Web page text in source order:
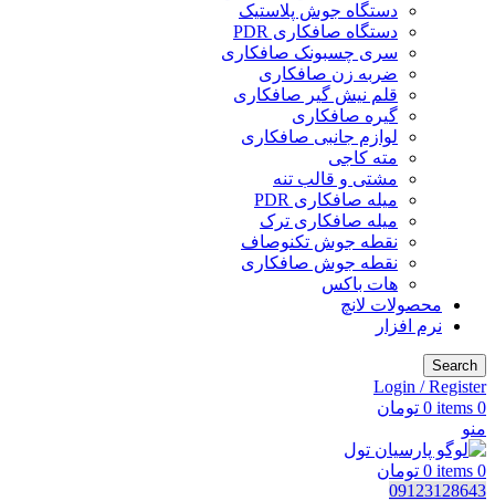
دستگاه جوش پلاستیک
دستگاه صافکاری PDR
سری چسبونک صافکاری
ضربه زن صافکاری
قلم نیش گیر صافکاری
گیره صافکاری
لوازم جانبی صافکاری
مته کاجی
مشتی و قالب تنه
میله صافکاری PDR
میله صافکاری ترک
نقطه جوش تکنوصاف
نقطه جوش صافکاری
هات باکس
محصولات لانچ
نرم افزار
Search
Login / Register
0
items
0 تومان
منو
0
items
0 تومان
09123128643